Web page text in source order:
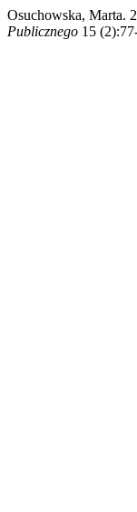
Osuchowska, Marta.
Publicznego 15